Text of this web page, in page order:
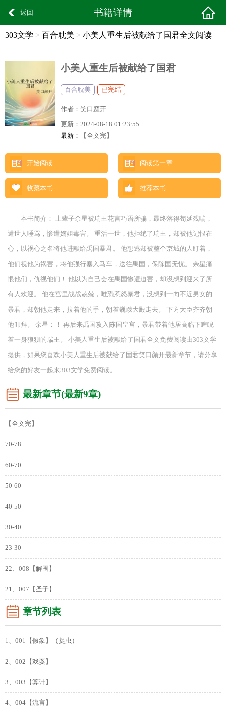
返回 书籍详情
303文学 > 百合耽美 > 小美人重生后被献给了国君全文阅读
小美人重生后被献给了国君
百合耽美 已完结
作者： 笑口颜开
更新： 2024-08-18 01:23:55
最新：
【全文完】
开始阅读 阅读第一章
收藏本书 推荐本书
本书简介： 上辈子余星被瑞王花言巧语所骗，最终落得苟延残喘，
遭世人唾骂，惨遭嫡姐毒害。 重活一世，他拒绝了瑞王，却被他记恨在
心，以祸心之名将他进献给禹国暴君。 他想逃却被整个京城的人盯着，
他们视他为祸害，将他强行塞入马车，送往禹国，保陈国无忧。 余星痛
恨他们，仇视他们！ 他以为自己会在禹国惨遭迫害，却没想到迎来了所
有人欢迎。 他在宫里战战兢兢，唯恐惹怒暴君，没想到一向不近男女的
暴君，却朝他走来，拉着他的手，朝着巍峨大殿走去。 下方大臣齐齐朝
他叩拜。 余星：！ 再后来禹国攻入陈国皇宫，暴君带着他居高临下睥睨
着一身狼狈的瑞王。 小美人重生后被献给了国君全文免费阅读由303文学
提供，如果您喜欢小美人重生后被献给了国君笑口颜开最新章节，请分享
给您的好友一起来303文学免费阅读。
最新章节(最新9章)
【全文完】
70-78
60-70
50-60
40-50
30-40
23-30
22、008【解围】
21、007【圣子】
章节列表
1、001【假象】（捉虫）
2、002【戏耍】
3、003【算计】
4、004【流言】